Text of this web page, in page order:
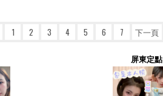
1 2 3 4 5 6 7 下一頁
屏東定點